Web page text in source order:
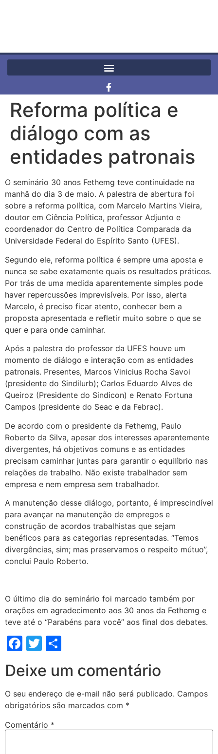
Reforma política e
diálogo com as
entidades patronais
O seminário 30 anos Fethemg teve continuidade na
manhã do dia 3 de maio. A palestra de abertura foi
sobre a reforma política, com Marcelo Martins Vieira,
doutor em Ciência Política, professor Adjunto e
coordenador do Centro de Política Comparada da
Universidade Federal do Espírito Santo (UFES).
Segundo ele, reforma política é sempre uma aposta e
nunca se sabe exatamente quais os resultados práticos.
Por trás de uma medida aparentemente simples pode
haver repercussões imprevisíveis. Por isso, alerta
Marcelo, é preciso ficar atento, conhecer bem a
proposta apresentada e refletir muito sobre o que se
quer e para onde caminhar.
Após a palestra do professor da UFES houve um
momento de diálogo e interação com as entidades
patronais. Presentes, Marcos Vinicius Rocha Savoi
(presidente do Sindilurb); Carlos Eduardo Alves de
Queiroz (Presidente do Sindicon) e Renato Fortuna
Campos (presidente do Seac e da Febrac).
De acordo com o presidente da Fethemg, Paulo
Roberto da Silva, apesar dos interesses aparentemente
divergentes, há objetivos comuns e as entidades
precisam caminhar juntas para garantir o equilíbrio nas
relações de trabalho. Não existe trabalhador sem
empresa e nem empresa sem trabalhador.
A manutenção desse diálogo, portanto, é imprescindível
para avançar na manutenção de empregos e
construção de acordos trabalhistas que sejam
benéficos para as categorias representadas. “Temos
divergências, sim; mas preservamos o respeito mútuo”,
conclui Paulo Roberto.
O último dia do seminário foi marcado também por
orações em agradecimento aos 30 anos da Fethemg e
teve até o “Parabéns para você” aos final dos debates.
Facebook
Twitter
Deixe um comentário
O seu endereço de e-mail não será publicado. Campos
obrigatórios são marcados com *
Comentário *